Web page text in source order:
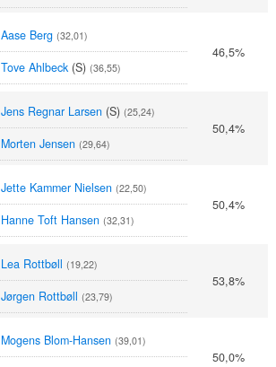
Aase Berg (32,01)
Tove Ahlbeck (S) (36,55)
46,5%
Jens Regnar Larsen (S) (25,24)
Morten Jensen (29,64)
50,4%
Jette Kammer Nielsen (22,50)
Hanne Toft Hansen (32,31)
50,4%
Lea Rottbøll (19,22)
Jørgen Rottbøll (23,79)
53,8%
Mogens Blom-Hansen (39,01)
50,0%